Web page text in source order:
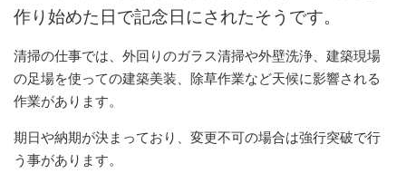
作り始めた日で記念日にされたそうです。
清掃の仕事では、外回りのガラス清掃や外壁洗浄、建築現場
の足場を使っての建築美装、除草作業など天候に影響される
作業があります。
期日や納期が決まっており、変更不可の場合は強行突破で行
う事があります。